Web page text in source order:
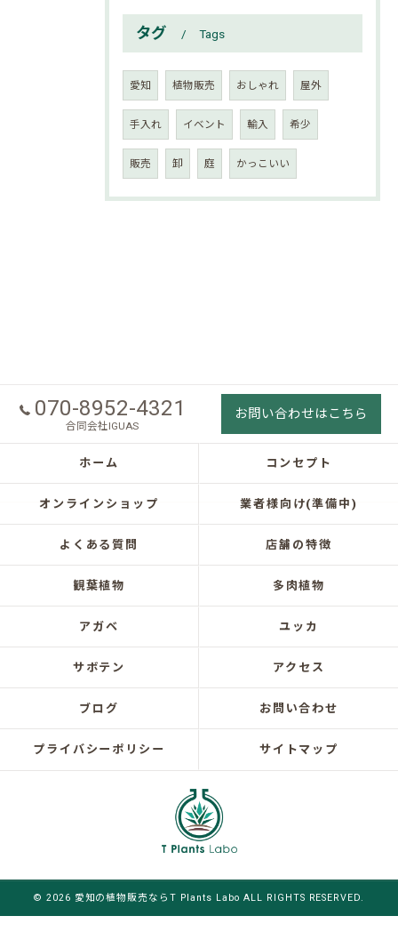
タグ Tags
愛知 植物販売 おしゃれ 屋外
手入れ イベント 輸入 希少
販売 卸 庭 かっこいい
070-8952-4321
合同会社IGUAS
お問い合わせはこちら
ホーム コンセプト
オンラインショップ 業者様向け(準備中)
よくある質問 店舗の特徴
観葉植物 多肉植物
アガベ ユッカ
サボテン アクセス
ブログ お問い合わせ
プライバシーポリシー サイトマップ
© 2026 愛知の植物販売ならT Plants Labo ALL RIGHTS RESERVED.